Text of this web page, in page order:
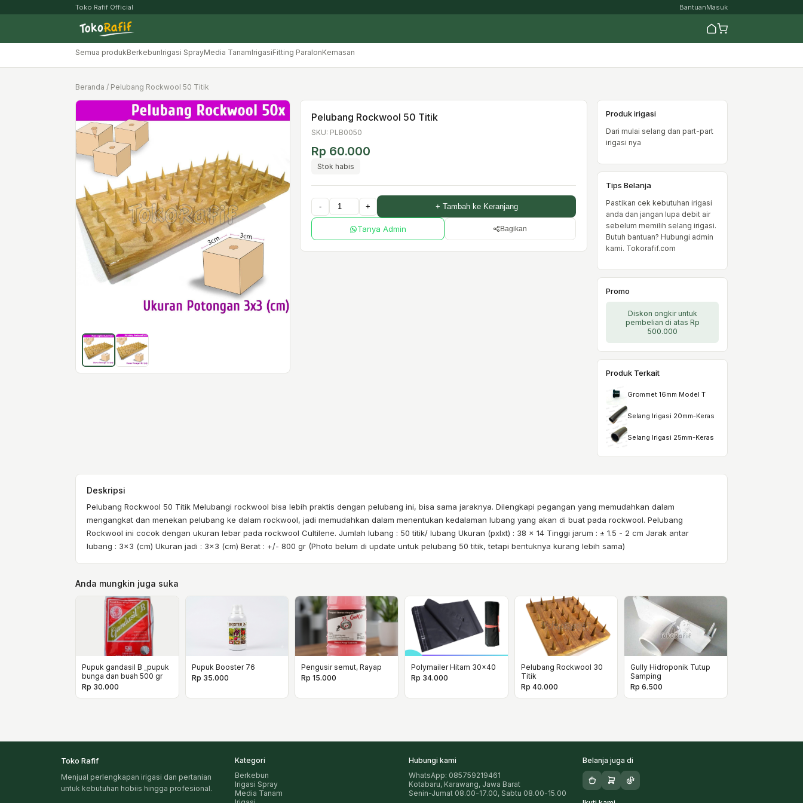
Toko Rafif Official BantuanMasuk
Semua produkBerkebunIrigasi SprayMedia TanamIrigasiFitting ParalonKemasan
Beranda / Pelubang Rockwool 50 Titik
Pelubang Rockwool 50 Titik
SKU: PLB0050
Rp 60.000
Stok habis
- + + Tambah ke Keranjang
Tanya Admin Bagikan
Deskripsi
Pelubang Rockwool 50 Titik Melubangi rockwool bisa lebih praktis dengan pelubang ini, bisa sama jaraknya. Dilengkapi pegangan yang memudahkan dalam
mengangkat dan menekan pelubang ke dalam rockwool, jadi memudahkan dalam menentukan kedalaman lubang yang akan di buat pada rockwool. Pelubang
Rockwool ini cocok dengan ukuran lebar pada rockwool Cultilene. Jumlah lubang : 50 titik/ lubang Ukuran (pxlxt) : 38 x 14 Tinggi jarum : ± 1.5 - 2 cm Jarak antar
lubang : 3x3 (cm) Ukuran jadi : 3x3 (cm) Berat : +/- 800 gr (Photo belum di update untuk pelubang 50 titik, tetapi bentuknya kurang lebih sama)
Produk irigasi
Dari mulai selang dan part-part
irigasi nya
Tips Belanja
Pastikan cek kebutuhan irigasi
anda dan jangan lupa debit air
sebelum memilih selang irigasi.
Butuh bantuan? Hubungi admin
kami. Tokorafif.com
Promo
Diskon ongkir untuk
pembelian di atas Rp
500.000
Produk Terkait
Grommet 16mm Model T
Selang Irigasi 20mm-Keras
Selang Irigasi 25mm-Keras
Anda mungkin juga suka
Pupuk gandasil B _pupuk
bunga dan buah 500 gr
Rp 30.000
Pupuk Booster 76
Rp 35.000
Pengusir semut, Rayap
Rp 15.000
Polymailer Hitam 30x40
Rp 34.000
Pelubang Rockwool 30
Titik
Rp 40.000
Gully Hidroponik Tutup
Samping
Rp 6.500
Toko Rafif
Menjual perlengkapan irigasi dan pertanian
untuk kebutuhan hobiis hingga profesional.
Kategori
Berkebun
Irigasi Spray
Media Tanam
Hubungi kami
WhatsApp: 085759219461
Kotabaru, Karawang, Jawa Barat
Senin-Jumat 08.00-17.00, Sabtu 08.00-15.00
Belanja juga di